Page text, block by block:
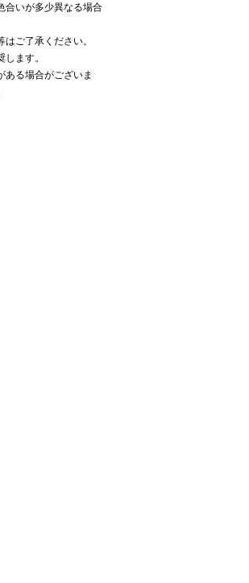
合いが多少異なる場合
ご了承ください。
ます。
る場合がございま